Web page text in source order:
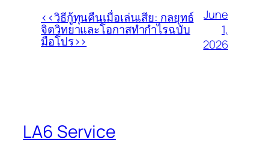
<<วิธีกู้ทุนคืนเมื่อเล่นเสีย: กลยุทธ์
จิตวิทยาและโอกาสทำกำไรฉบับ
มือโปร>>
June
1,
2026
LA6 Service